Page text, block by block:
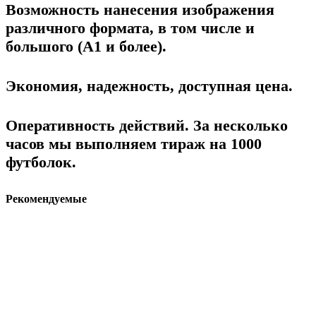
Возможность нанесения изображения
различного формата, в том числе и
большого (А1 и более).
Экономия, надежность, доступная цена.
Оперативность действий. За несколько
часов мы выполняем тираж на 1000
футболок.
Рекомендуемые